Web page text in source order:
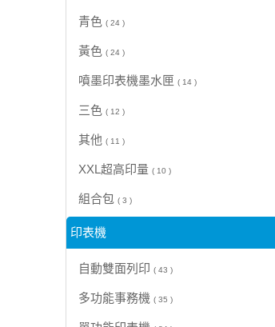
青色 ( 24 )
黃色 ( 24 )
噴墨印表機墨水匣 ( 14 )
三色 ( 12 )
其他 ( 11 )
XXL超高印量 ( 10 )
組合包 ( 3 )
印表機
自動雙面列印 ( 43 )
多功能事務機 ( 35 )